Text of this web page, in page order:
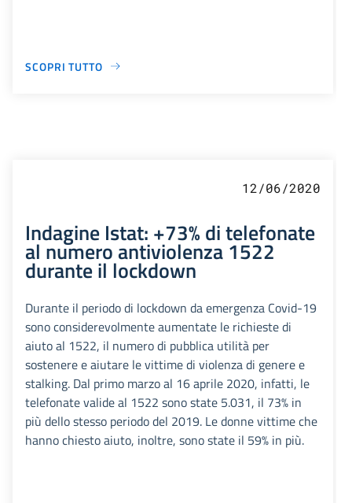
SCOPRI TUTTO
12/06/2020
Indagine Istat: +73% di telefonate
al numero antiviolenza 1522
durante il lockdown
Durante il periodo di lockdown da emergenza Covid-19
sono considerevolmente aumentate le richieste di
aiuto al 1522, il numero di pubblica utilità per
sostenere e aiutare le vittime di violenza di genere e
stalking. Dal primo marzo al 16 aprile 2020, infatti, le
telefonate valide al 1522 sono state 5.031, il 73% in
più dello stesso periodo del 2019. Le donne vittime che
hanno chiesto aiuto, inoltre, sono state il 59% in più.